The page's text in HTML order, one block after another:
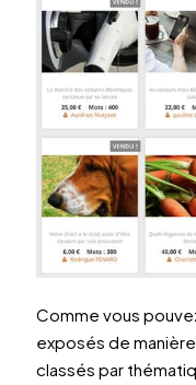
Comme vous
exposés de
classés par